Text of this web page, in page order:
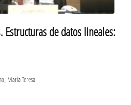
Estructuras de datos lineales:
María Teresa